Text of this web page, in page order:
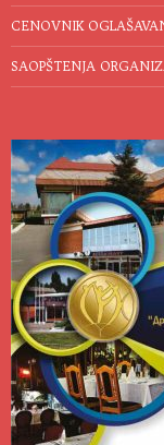
CENOVNIK
SAOPŠTENJA